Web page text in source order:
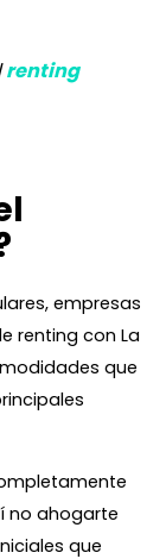
renting
empresas
renting con La
que
no ahogarte
que